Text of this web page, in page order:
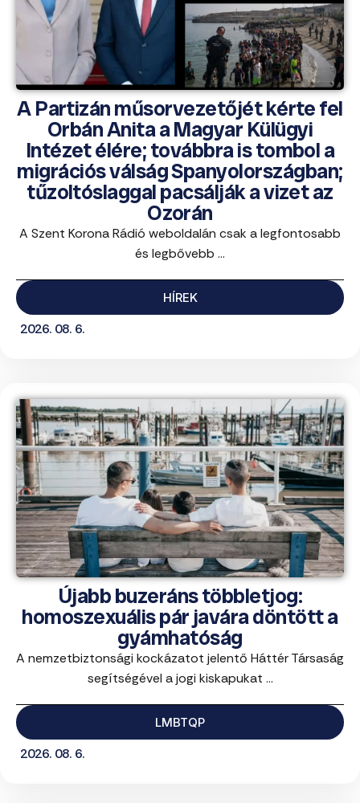
A Partizán műsorvezetőjét kérte fel
Orbán Anita a Magyar Külügyi
Intézet élére; továbbra is tombol a
migrációs válság Spanyolországban;
tűzoltóslaggal pacsálják a vizet az
Ozorán
A Szent Korona Rádió weboldalán csak a legfontosabb
és legbővebb ...
HÍREK
2026. 08. 6.
Újabb buzeráns többletjog:
homoszexuális pár javára döntött a
gyámhatóság
A nemzetbiztonsági kockázatot jelentő Háttér Társaság
segítségével a jogi kiskapukat ...
LMBTQP
2026. 08. 6.